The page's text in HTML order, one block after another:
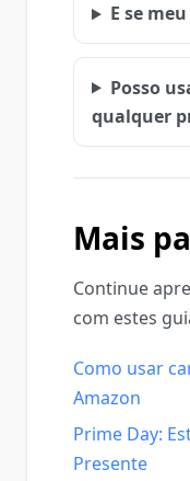
E se
Posso
qualquer
Mais
Continue
com estes
Como usar
Amazon
Prime Day:
Presente